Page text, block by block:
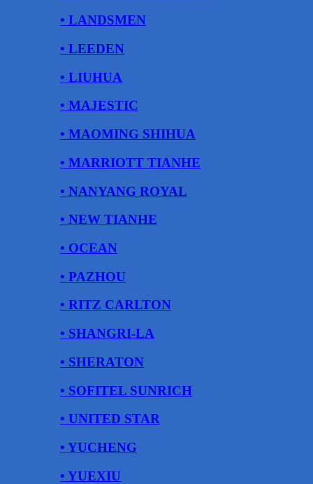
• LANDSMEN
• LEEDEN
• LIUHUA
• MAJESTIC
• MAOMING SHIHUA
• MARRIOTT TIANHE
• NANYANG ROYAL
• NEW TIANHE
• OCEAN
• PAZHOU
• RITZ CARLTON
• SHANGRI-LA
• SHERATON
• SOFITEL SUNRICH
• UNITED STAR
• YUCHENG
• YUEXIU